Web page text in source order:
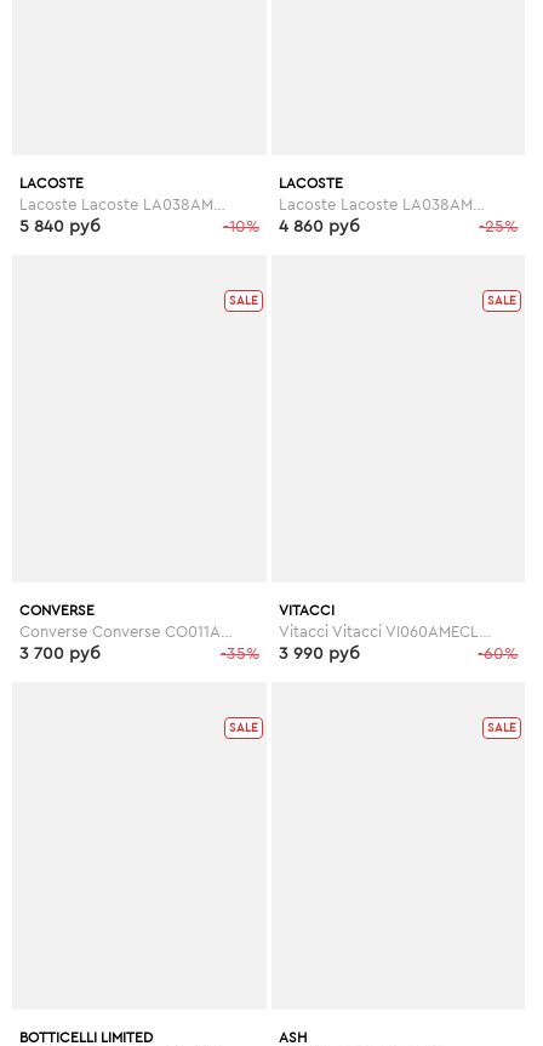
LACOSTE
-10%
5 840 руб
LACOSTE
-25%
4 860 руб
SALE
CONVERSE
-35%
3 700 руб
SALE
VITACCI
-60%
3 990 руб
SALE
BOTTICELLI LIMITED
SALE
ASH